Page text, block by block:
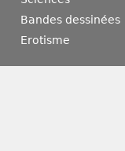
Bandes dessinées
Erotisme